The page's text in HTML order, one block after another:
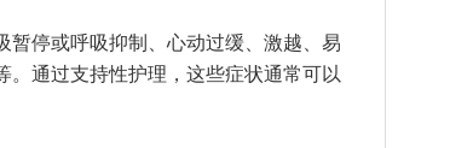
暂停或呼吸抑制、心动过缓、激越、易
通过支持性护理，这些症状通常可以